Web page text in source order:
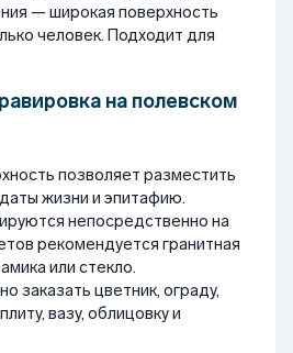
— широкая поверхность
человек. Подходит для
на полевском
позволяет разместить
жизни и эпитафию.
непосредственно на
рекомендуется гранитная
или стекло.
заказать цветник, ограду,
вазу, облицовку и